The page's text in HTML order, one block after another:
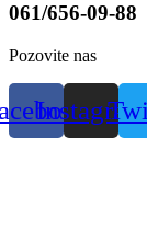
061/656-09-88
Pozovite nas
Instagram